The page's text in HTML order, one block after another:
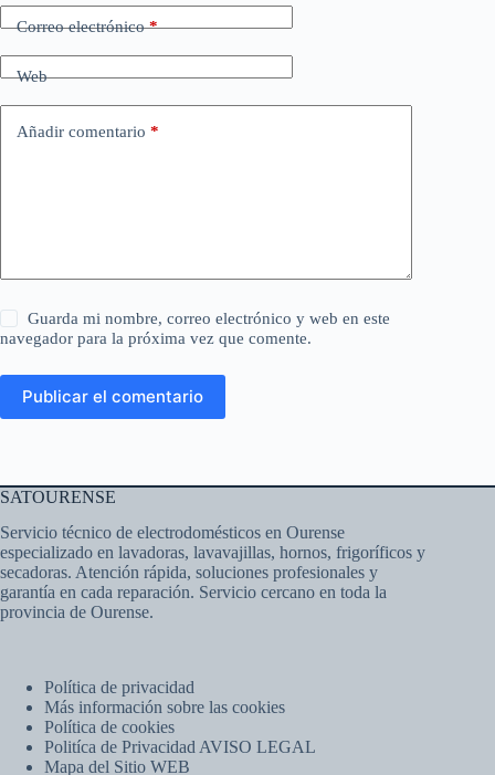
Correo electrónico*
Web
Añadir comentario *
Guarda mi nombre, correo electrónico y web en este
navegador para la próxima vez que comente.
Publicar el comentario
SATOURENSE
Servicio técnico de electrodomésticos en Ourense
especializado en lavadoras, lavavajillas, hornos, frigoríficos y
secadoras. Atención rápida, soluciones profesionales y
garantía en cada reparación. Servicio cercano en toda la
provincia de Ourense.
Política de privacidad
Más información sobre las cookies
Política de cookies
Politíca de Privacidad AVISO LEGAL
Mapa del Sitio WEB